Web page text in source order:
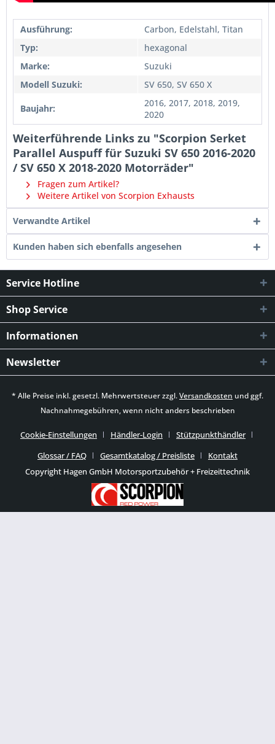
Ausführung:
Carbon, Edelstahl, Titan
Typ:
hexagonal
Marke:
Suzuki
Modell Suzuki:
SV 650, SV 650 X
Baujahr:
2016, 2017, 2018, 2019,
2020
Weiterführende Links zu "Scorpion Serket
Parallel Auspuff für Suzuki SV 650 2016-2020
/ SV 650 X 2018-2020 Motorräder"
Fragen zum Artikel?
Weitere Artikel von Scorpion Exhausts
Verwandte Artikel
Kunden haben sich ebenfalls angesehen
Service Hotline
Shop Service
Informationen
Newsletter
* Alle Preise inkl. gesetzl. Mehrwertsteuer zzgl.Versandkosten und ggf.
Nachnahmegebühren, wenn nicht anders beschrieben
Cookie-Einstellungen Händler-Login
Stützpunkthändler
Glossar / FAQ
Gesamtkatalog / Preisliste
Kontakt
Copyright Hagen GmbH Motorsportzubehör + Freizeittechnik